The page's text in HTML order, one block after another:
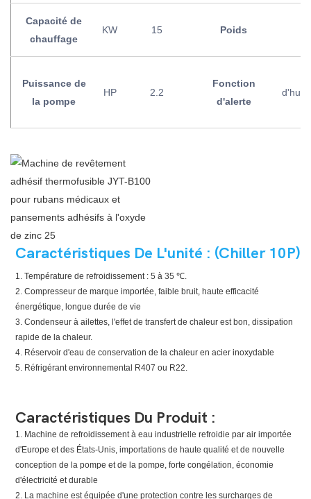
Capacité de
chauffage
KW 15 Poids
Puissance de
la pompe
HP 2.2
Fonction
d'alerte
Caractéristiques De L'unité : (Chiller 10P)
1. Température de refroidissement : 5 à 35 ℃.
2. Compresseur de marque importée, faible bruit, haute efficacité
énergétique, longue durée de vie
3. Condenseur à ailettes, l'effet de transfert de chaleur est bon, dissipation
rapide de la chaleur.
4. Réservoir d'eau de conservation de la chaleur en acier inoxydable
5. Réfrigérant environnemental R407 ou R22.
Caractéristiques Du Produit :
1. Machine de refroidissement à eau industrielle refroidie par air importée
d'Europe et des États-Unis, importations de haute qualité et de nouvelle
conception de la pompe et de la pompe, forte congélation, économie
d'électricité et durable
2. La machine est équipée d'une protection contre les surcharges de